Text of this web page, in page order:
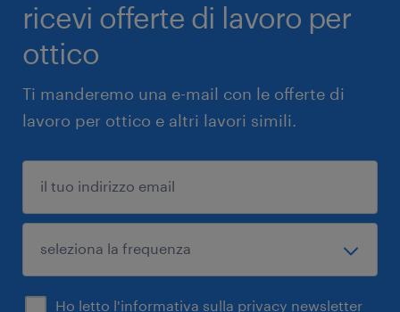
ricevi offerte di lavoro per
ottico
Ti manderemo una e-mail con le offerte di
lavoro per ottico e altri lavori simili.
Ho letto l'informativa sulla privacy newsletter